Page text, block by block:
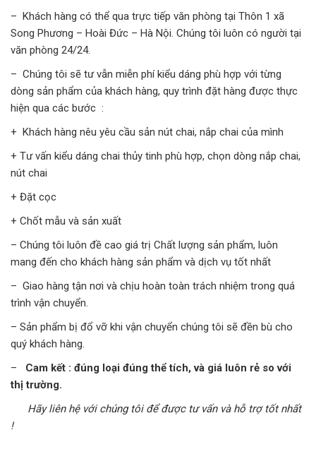
– Khách hàng có thể qua trực tiếp văn phòng tại Thôn 1 xã
Song Phương – Hoài Đức – Hà Nội. Chúng tôi luôn có người tại
văn phòng 24/24.
– Chúng tôi sẽ tư vẫn miễn phí kiểu dáng phù hợp với từng
dòng sản phẩm của khách hàng, quy trình đặt hàng được thực
hiện qua các bước :
+ Khách hàng nêu yêu cầu sản nút chai, nắp chai của mình
+ Tư vấn kiểu dáng chai thủy tinh phù hợp, chọn dòng nắp chai,
nút chai
+ Đặt cọc
+ Chốt mẫu và sản xuất
– Chúng tôi luôn đề cao giá trị Chất lượng sản phẩm, luôn
mang đến cho khách hàng sản phẩm và dịch vụ tốt nhất
– Giao hàng tận nơi và chịu hoàn toàn trách nhiệm trong quá
trình vận chuyển.
– Sản phẩm bị đổ vỡ khi vận chuyển chúng tôi sẽ đền bù cho
quý khách hàng.
–
Cam kết : đúng loại đúng thể tích, và giá luôn rẻ so với
thị trường.
Hãy liên hệ với chúng tôi để được tư vấn và hỗ trợ tốt nhất
!